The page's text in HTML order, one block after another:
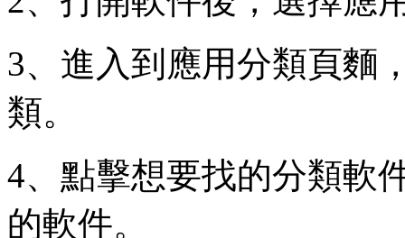
3、進入到應用分類頁麵
類。
4、點擊想要找的分類軟
的軟件。